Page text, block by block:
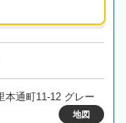
本通町11-12 グレー
地図